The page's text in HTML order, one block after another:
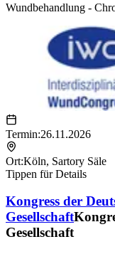
Wundbehandlung -
Termin:26.11.2026
Ort:Köln, Sartory Säle
Tippen für Details
Kongress der
Gesellschaft
Gesellschaft